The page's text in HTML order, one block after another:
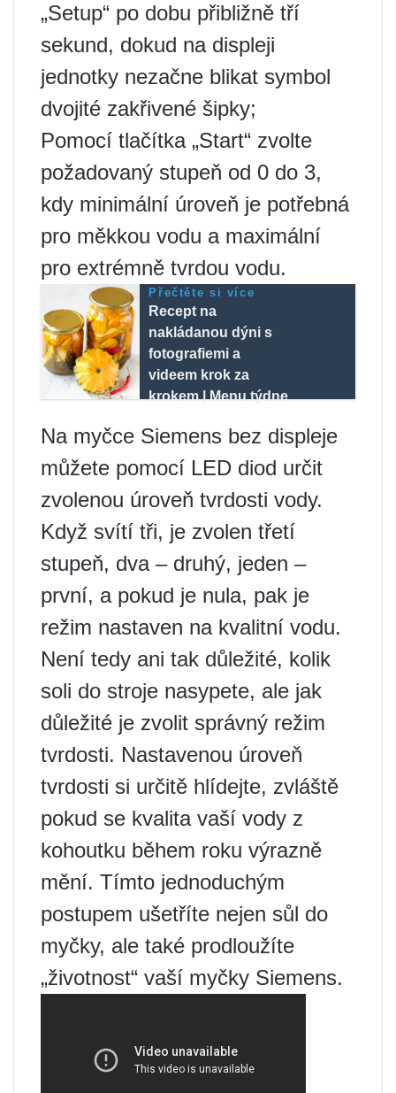
„Setup“ po dobu přibližně tří
sekund, dokud na displeji
jednotky nezačne blikat symbol
dvojité zakřivené šipky;
Pomocí tlačítka „Start“ zvolte
požadovaný stupeň od 0 do 3,
kdy minimální úroveň je potřebná
pro měkkou vodu a maximální
pro extrémně tvrdou vodu.
Přečtěte si více
Recept na
nakládanou dýni s
fotografiemi a
videem krok za
krokem | Menu týdne
Na myčce Siemens bez displeje
můžete pomocí LED diod určit
zvolenou úroveň tvrdosti vody.
Když svítí tři, je zvolen třetí
stupeň, dva – druhý, jeden –
první, a pokud je nula, pak je
režim nastaven na kvalitní vodu.
Není tedy ani tak důležité, kolik
soli do stroje nasypete, ale jak
důležité je zvolit správný režim
tvrdosti. Nastavenou úroveň
tvrdosti si určitě hlídejte, zvláště
pokud se kvalita vaší vody z
kohoutku během roku výrazně
mění. Tímto jednoduchým
postupem ušetříte nejen sůl do
myčky, ale také prodloužíte
„životnost“ vaší myčky Siemens.